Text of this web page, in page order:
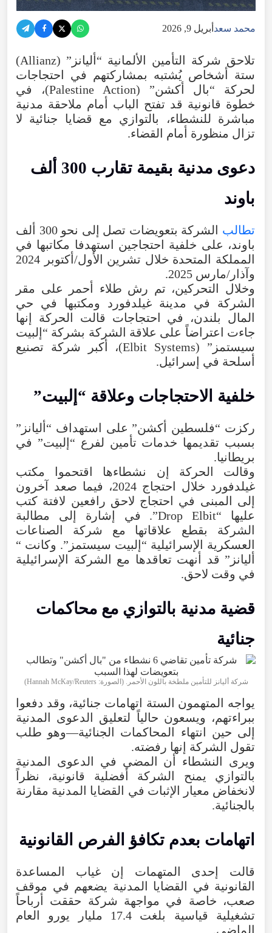
محمد سعد أبريل 9, 2026
تلاحق شركة التأمين الألمانية “أليانز ” (
Allianz
)
ستة أشخاص يُشتبه بمشاركتهم في احتجاجات
لحركة “بال أكشن” ( Palestine Action )، في
خطوة قانونية قد تفتح الباب أمام ملاحقة مدنية
مباشرة للنشطاء، بالتوازي مع قضايا جنائية لا
تزال منظورة أمام القضاء.
دعوى مدنية بقيمة تقارب
ألف
باوند
تطالب الشركة بتعويضات تصل إلى نحو 300
ألف
باوند، على خلفية احتجاجين استهدفا مكاتبها في
المملكة المتحدة خلال تشرين الأول/أكتوبر
وآذار/مارس 2025
.
وخلال التحركين، تم رش طلاء أحمر على مقر
الشركة
في مدينة غيلدفورد ومكتبها في
حي
المال
بلندن، في احتجاجات قالت الحركة
إنها
جاءت اعتراضاً على علاقة الشركة بشركة “إلبيت
سيستمز ” (
Elbit Systems )، أكبر شركة تصنيع
أسلحة في إسرائيل.
خلفية الاحتجاجات وعلاقة “ إلبيت”
ركزت “فلسطين أكشن” على استهداف “أليانز ”
بسبب تقديمها خدمات تأمين لفرع “إلبيت” في
بريطانيا.
وقالت
الحركة إن نشطاءها اقتحموا
مكتب
غيلدفورد خلال احتجاج 2024، فيما صعد آخرون
إلى المبنى في احتجاج لاحق رافعين لافتة كتب
عليها “
Drop Elbit
”. في إشارة إلى
مطالبة
الشركة
بقطع علاقاتها مع شركة
الصناعات
العسكرية الإسرائيلية “إلبيت سيستمز ”. وكانت “
أليانز ” قد أنهت تعاقدها مع الشركة الإسرائيلية
في وقت لاحق.
قضية مدنية بالتوازي مع محاكمات
جنائية
شركة أليانز للتأمين ملطخة باللون الأحمر. (الصورة: Hannah McKay/Reuters
)
يواجه المتهمون الستة اتهامات جنائية، وقد دفعوا
ببراءتهم، ويسعون حالياً لتعليق الدعوى المدنية
إلى حين انتهاء المحاكمات الجنائية—وهو طلب
تقول الشركة إنها رفضته.
ويرى النشطاء أن المضي في الدعوى المدنية
بالتوازي
يمنح الشركة أفضلية قانونية، نظراً
لانخفاض معيار الإثبات في القضايا المدنية مقارنة
بالجنائية.
اتهامات بعدم تكافؤ الفرص القانونية
قالت إحدى المتهمات إن غياب
المساعدة
القانونية في القضايا المدنية يضعهم في موقف
صعب، خاصة في مواجهة شركة حققت أرباحاً
تشغيلية
قياسية بلغت 17.4 مليار يورو
العام
الماضي.